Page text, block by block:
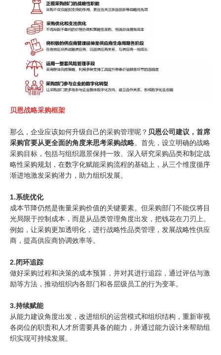
贝恩战略采购框架
那么，企业应该如何升级自己的采购管理呢？ 贝恩公司建议，首席
采购官要从更全面的角度来思考采购战略。首先，设立明确的战略
采购目标，包括与组织愿景保持一致、深入研究采购品类和制定战
略性采购规划，在数字化赋能采购流程的基础上，从三个维度循序
渐进地激发采购潜力，助力组织发展。
1.系统优化
成本节降仍然是衡量采购价值的关键要素。但采购部门不能仅将目
光局限于控制成本，而是从品类管理角度出发，把钱花在刀刃上。
例如，让采购更加透明化，进行战略性品类管理，发展战略性供应
商，提高供应商协调效率等。
2.闭环追踪
做好采购过程和决策的成本预算，并对其进行追踪，通过评估与激
励等方法，推动组织内各部门和各层级员工的行为变革。
3.持续赋能
从能力建设角度出发，改进组织的运营模式和组织结构，重新审视
各岗位的职责和人才所需要具备的能力，并通过能力设计来帮助组
织实现可持续发展。